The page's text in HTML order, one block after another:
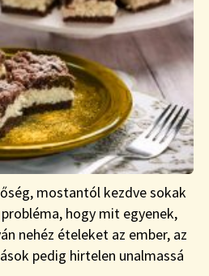
mostantól kezdve sokak
hogy mit egyenek,
nehéz ételeket az ember, az
pedig hirtelen unalmassá